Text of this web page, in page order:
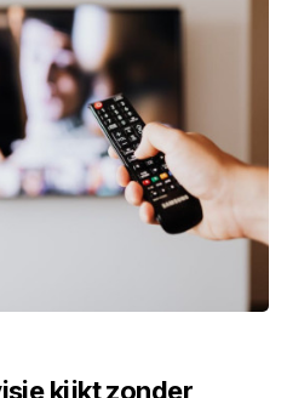
kijkt zonder